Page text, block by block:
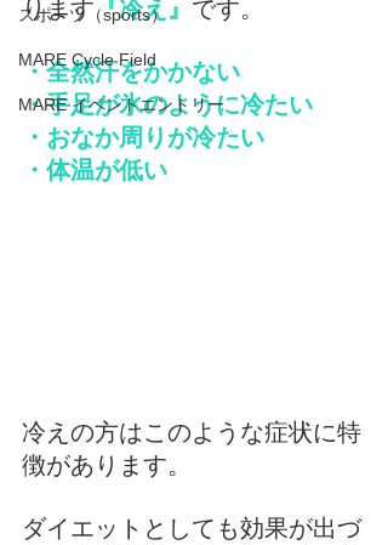
スポーツ（sports）
MARE Cycle Field
MARE イベントエントリー
ります『冷え』 です。
・全然汗をかかない
・手足が氷のように冷たい
・おなか周りが冷たい
・体温が低い
冷えの方はこのような症状に特
徴があります。
ダイエットとしても効果が出づ